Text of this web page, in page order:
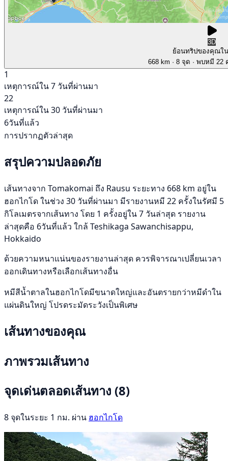
3D
ย้อนทริปของคุณใ
668 km · 8 จุด · พบหมี 22
1
เหตุการณ์ใน 7 วันที่ผ่านมา
22
เหตุการณ์ใน 30 วันที่ผ่านมา
6วันที่แล้ว
การปรากฏตัวล่าสุด
สรุปความปลอดภัย
เส้นทางจาก Tomakomai ถึง Rausu ระยะทาง 668 km อยู่ใน
ฮอกไกโด ในช่วง 30 วันที่ผ่านมา มีรายงานหมี 22 ครั้งในรัศมี 5
กิโลเมตรจากเส้นทาง โดย 1 ครั้งอยู่ใน 7 วันล่าสุด รายงาน
ล่าสุดคือ 6วันที่แล้ว ใกล้ Teshikaga Sawanchisappu,
Hokkaido
ด้วยความหนาแน่นของรายงานล่าสุด ควรพิจารณาเปลี่ยนเวลา
ออกเดินทางหรือเลือกเส้นทางอื่น
หมีสีน้ำตาลในฮอกไกโดมีขนาดใหญ่และอันตรายกว่าหมีดำใน
แผ่นดินใหญ่ โปรดระมัดระวังเป็นพิเศษ
เส้นทางของคุณ
ภาพรวมเส้นทาง
จุดเด่นตลอดเส้นทาง (8)
8 จุดในระยะ 1 กม. ผ่าน ฮอกไกโด